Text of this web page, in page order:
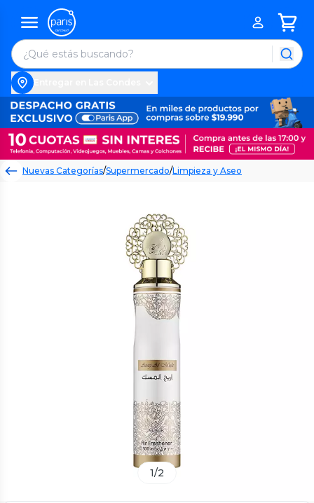
Nuevas Categorías/Supermercado/Limpieza y Aseo
1/2